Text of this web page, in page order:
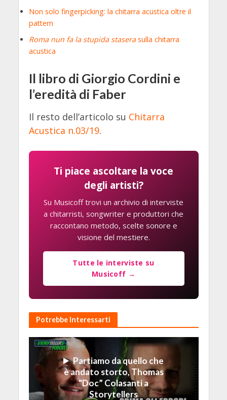
Non solo fingerpicking: la chitarra acustica oltre il
pattern
Roma nun fa la stupida staserasulla chitarra
acustica
Il libro di Giorgio Cordini e
l’eredità di Faber
Il resto dell’articolo su Chitarra
Acustica n.03/19.
Ti piace ascoltare la voce
degli artisti?
Su Musicoff trovi un archivio di interviste
a chitarristi, songwriter e produttori che
raccontano metodo, scelte sonore e
visione del mestiere.
Tutte le interviste su
Musicoff →
Potrebbe Interessarti
Partiamo da quello che
è andato storto, Thomas
“Doc” Colasanti a
Storytellers